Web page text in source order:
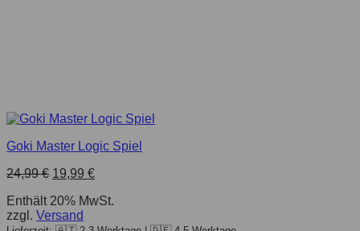
Goki Master Logic Spiel
24,99€ Ursprünglicher
war:
24,99 €
19,99 €Aktueller
ist:
Enthält 20% MwSt.
zzgl. Versand